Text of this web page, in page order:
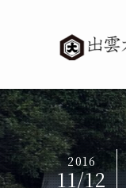
2016
11/12